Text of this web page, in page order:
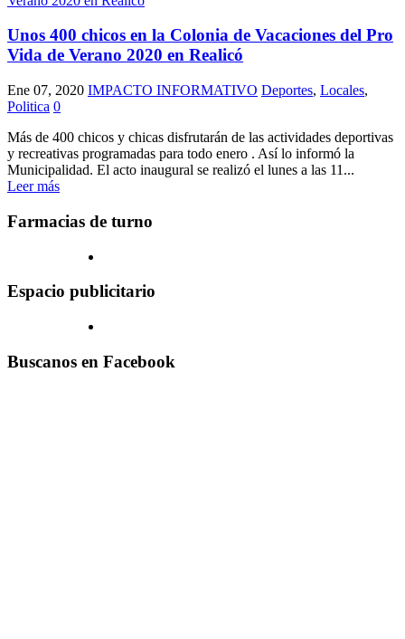
Unos 400 chicos en la Colonia de Vacaciones del Pro
Vida de Verano 2020 en Realicó
Ene 07, 2020 IMPACTO INFORMATIVO Deportes, Locales,
Politica 0
Más de 400 chicos y chicas disfrutarán de las actividades deportivas
y recreativas programadas para todo enero . Así lo informó la
Municipalidad. El acto inaugural se realizó el lunes a las 11...
Leer más
Farmacias de turno
Espacio publicitario
Buscanos en Facebook